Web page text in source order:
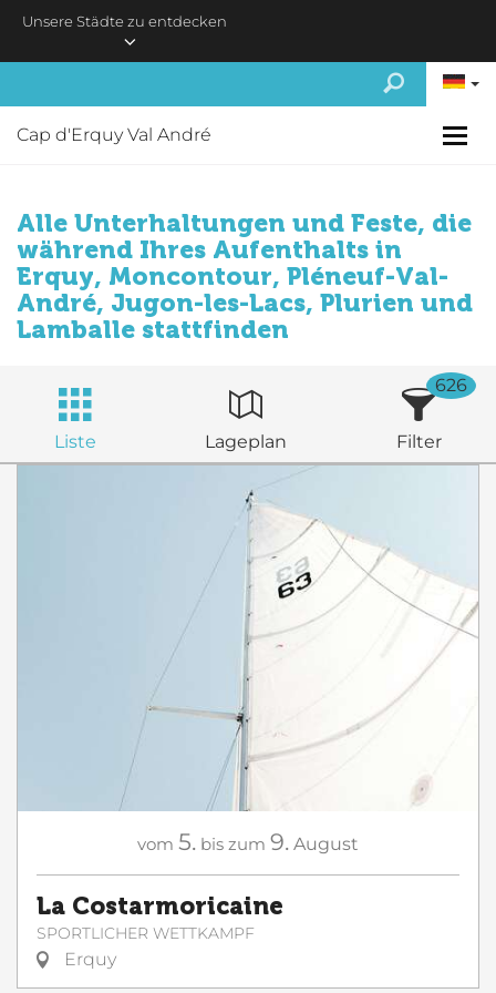
Skip to main content
Unsere Städte zu entdecken
Cap d'Erquy Val André
Alle Unterhaltungen und Feste, die
während Ihres Aufenthalts in
Erquy, Moncontour, Pléneuf-Val-
André, Jugon-les-Lacs, Plurien und
Lamballe stattfinden
Liste Lageplan Filter
626
vom 5. bis zum 9. August
La Costarmoricaine
SPORTLICHER WETTKAMPF
Erquy